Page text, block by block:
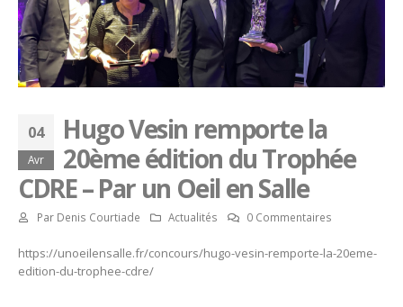
04
Avr
Hugo Vesin remporte la
20ème édition du Trophée
CDRE – Par un Oeil en Salle
Par Denis Courtiade Actualités 0 Commentaires
https://unoeilensalle.fr/concours/hugo-vesin-remporte-la-20eme-
edition-du-trophee-cdre/